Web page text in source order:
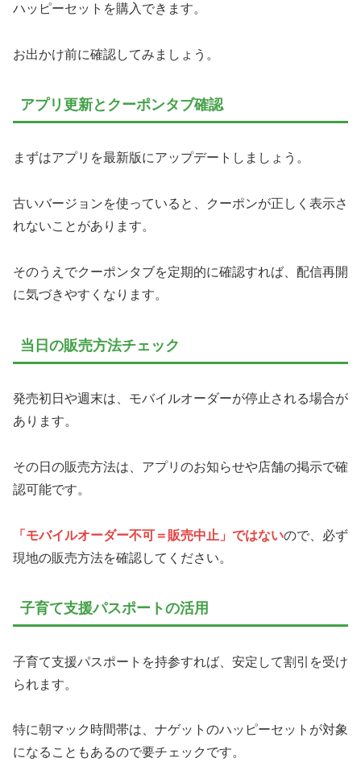
ハッピーセットを購入できます。
お出かけ前に確認してみましょう。
アプリ更新とクーポンタブ確認
まずはアプリを最新版にアップデートしましょう。
古いバージョンを使っていると、クーポンが正しく表示さ
れないことがあります。
そのうえでクーポンタブを定期的に確認すれば、配信再開
に気づきやすくなります。
当日の販売方法チェック
発売初日や週末は、モバイルオーダーが停止される場合が
あります。
その日の販売方法は、アプリのお知らせや店舗の掲示で確
認可能です。
「モバイルオーダー不可＝販売中止」ではないので、必ず
現地の販売方法を確認してください。
子育て支援パスポートの活用
子育て支援パスポートを持参すれば、安定して割引を受け
られます。
特に朝マック時間帯は、ナゲットのハッピーセットが対象
になることもあるので要チェックです。